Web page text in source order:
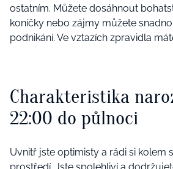
ostatním. Můžete dosáhnout
koníčky nebo zájmy můžete
podnikání. Ve vztazích zpravidla
Charakteristika
22:00 do půlnoci
Uvnitř jste optimisty a rádi si kolem